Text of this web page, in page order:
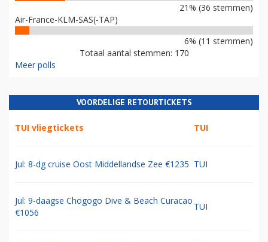
21% (36 stemmen)
Air-France-KLM-SAS(-TAP)
6% (11 stemmen)
Totaal aantal stemmen: 170
Meer polls
VOORDELIGE RETOURTICKETS
TUI vliegtickets TUI
Jul: 8-dg cruise Oost Middellandse Zee €1235 TUI
Jul: 9-daagse Chogogo Dive & Beach Curacao
€1056
TUI